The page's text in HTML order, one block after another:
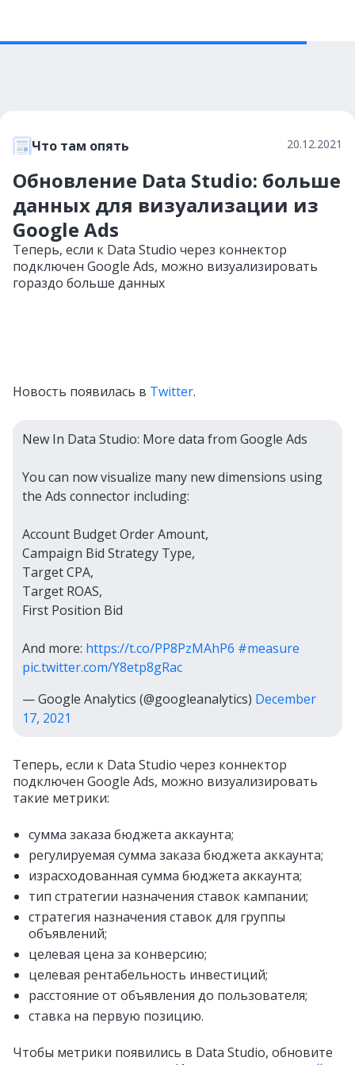
Что там опять 20.12.2021
Обновление Data Studio: больше
данных для визуализации из
Google Ads
Теперь, если к Data Studio через коннектор
подключен Google Ads, можно визуализировать
гораздо больше данных
Новость появилась в Twitter.
New In Data Studio: More data from Google Ads
You can now visualize many new dimensions using
the Ads connector including:
Account Budget Order Amount,
Campaign Bid Strategy Type,
Target CPA,
Target ROAS,
First Position Bid
And more: https://t.co/PP8PzMAhP6 #measure
pic.twitter.com/Y8etp8gRac
— Google Analytics (@googleanalytics) December
17, 2021
Теперь, если к Data Studio через коннектор
подключен Google Ads, можно визуализировать
такие метрики:
сумма заказа бюджета аккаунта;
регулируемая сумма заказа бюджета аккаунта;
израсходованная сумма бюджета аккаунта;
тип стратегии назначения ставок кампании;
стратегия назначения ставок для группы
объявлений;
целевая цена за конверсию;
целевая рентабельность инвестиций;
расстояние от объявления до пользователя;
ставка на первую позицию.
Чтобы метрики появились в Data Studio, обновите